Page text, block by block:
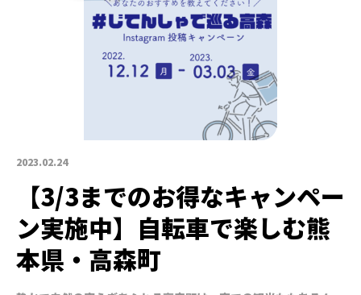
2023.02.24
【3/3までのお得なキャンペー
ン実施中】自転車で楽しむ熊
本県・高森町